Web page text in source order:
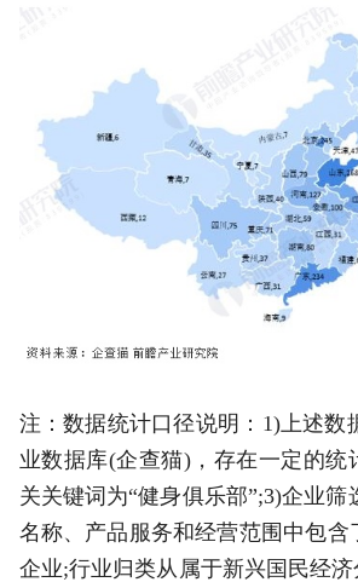
注：数据统计口径说明：1)上述数
业数据库(企查猫)，存在一定的统
关关键词为“健身俱乐部”;3)企业筛
名称、产品服务和经营范围中包含
企业;行业归类从属于新兴国民经济